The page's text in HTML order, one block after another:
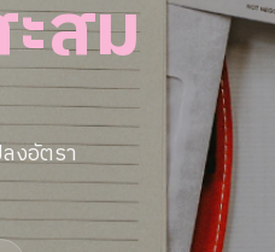
สม
งอัตรา